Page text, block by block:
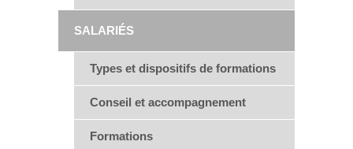
SALARIÉS
Types et dispositifs de formations
Conseil et accompagnement
Formations